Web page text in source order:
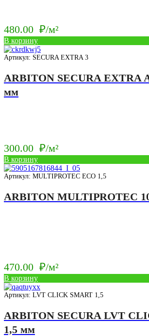
480.00 ₽/м²
В корзину
Артикул: SECURA EXTRA 3
ARBITON SECURA EXTRA
мм
300.00 ₽/м²
В корзину
Артикул: MULTIPROTEC ECO 1,5
ARBITON MULTIPROTEC
470.00 ₽/м²
В корзину
Артикул: LVT CLICK SMART 1,5
ARBITON SECURA LVT
1,5 мм